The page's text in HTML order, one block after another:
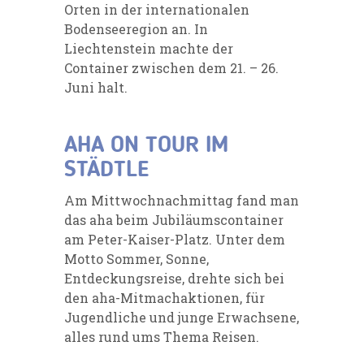
Orten in der internationalen
Bodenseeregion an. In
Liechtenstein machte der
Container zwischen dem 21. – 26.
Juni halt.
AHA ON TOUR IM
STÄDTLE
Am Mittwochnachmittag fand man
das aha beim Jubiläumscontainer
am Peter-Kaiser-Platz. Unter dem
Motto Sommer, Sonne,
Entdeckungsreise, drehte sich bei
den aha-Mitmachaktionen, für
Jugendliche und junge Erwachsene,
alles rund ums Thema Reisen.